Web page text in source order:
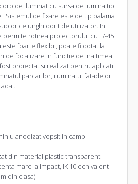
de iluminat cu sursa de lumina tip
Sistemul de fixare este de tip balama
orice unghi dorit de utilizator. In
permite rotirea proiectorului cu +/-45
este foarte flexibil, poate fi dotat la
de focalizare in functie de inaltimea
proiectat si realizat pentru aplicatii
parcarilor, iluminatul fatadelor
anodizat vopsit in camp
din material plastic transparent
mare la impact, IK 10 echivalent
din clasa)